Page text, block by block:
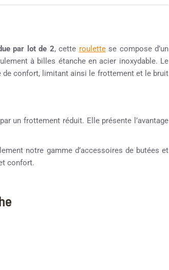
par lot de 2, cette roulettese compose d’un
à billes étanche en acier inoxydable. Le
confort, limitant ainsi le frottement et le bruit
un frottement réduit. Elle présente l’avantage
notre gamme d’accessoires de butées et
confort.